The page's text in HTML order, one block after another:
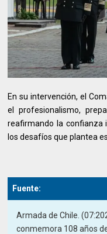
En su intervención, el
el profesionalismo,
reafirmando la confianza
los desafíos que plantea
Fuente:
Armada de Chile.
conmemora 108 años